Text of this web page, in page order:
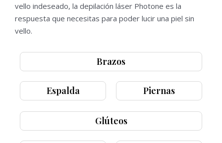
vello indeseado, la depilación láser Photone es la
respuesta que necesitas para poder lucir una piel sin
vello.
Brazos
Espalda Piernas
Glúteos